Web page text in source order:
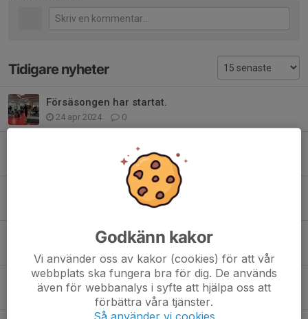
Tidigare nyheter
Försäsongen har startat.
24 apr 2024 0
Träningsmatcherna avslutade
0
Introvecka 23/24
Tabbe fortsätter som ass tränare!
Vi tar plats i J20 Regional västra!
12 aug 2022 0
Godkänn kakor
Vi använder oss av kakor (cookies) för att vår
webbplats ska fungera bra för dig. De används
även för webbanalys i syfte att hjälpa oss att
förbättra våra tjänster.
Så använder vi cookies